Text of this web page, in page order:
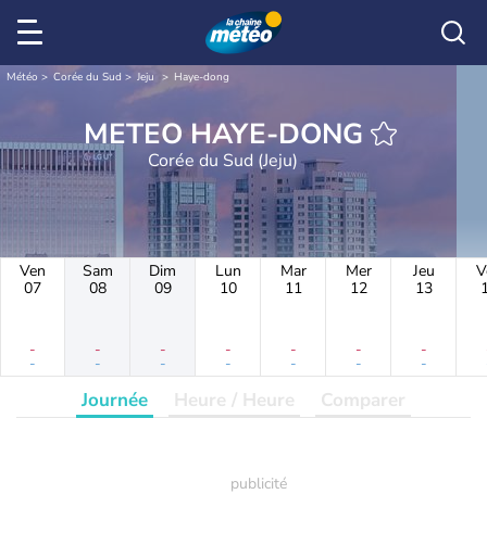
Météo Corée du Sud Jeju Haye-dong
METEO HAYE-DONG
Corée du Sud (Jeju)
Ven
07
-
-
Sam
08
-
-
Dim
09
-
-
Lun
10
-
-
Mar
11
-
-
Mer
12
-
-
Jeu
13
-
-
Journée Heure / Heure Comparer